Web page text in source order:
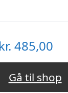
kr. 485,00
Gå til shop